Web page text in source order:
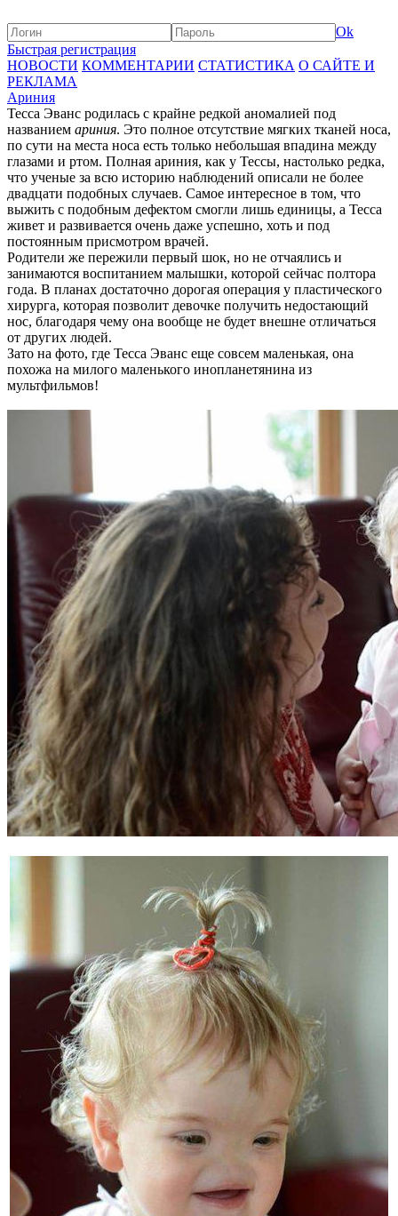
Ok
Быстрая регистрация
НОВОСТИ КОММЕНТАРИИ СТАТИСТИКА О САЙТЕ И
РЕКЛАМА
Ариния
Тесса Эванс родилась с крайне редкой аномалией под
названием ариния. Это полное отсутствие мягких тканей носа,
по сути на места носа есть только небольшая впадина между
глазами и ртом. Полная ариния, как у Тессы, настолько редка,
что ученые за всю историю наблюдений описали не более
двадцати подобных случаев. Самое интересное в том, что
выжить с подобным дефектом смогли лишь единицы, а Тесса
живет и развивается очень даже успешно, хоть и под
постоянным присмотром врачей.
Родители же пережили первый шок, но не отчаялись и
занимаются воспитанием малышки, которой сейчас полтора
года. В планах достаточно дорогая операция у пластического
хирурга, которая позволит девочке получить недостающий
нос, благодаря чему она вообще не будет внешне отличаться
от других людей.
Зато на фото, где Тесса Эванс еще совсем маленькая, она
похожа на милого маленького инопланетянина из
мультфильмов!